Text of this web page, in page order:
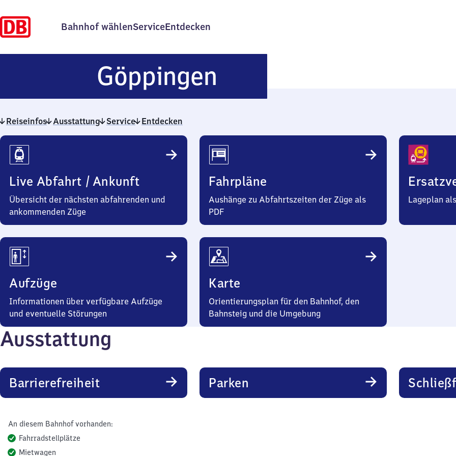
Bahnhof wählenServiceEntdecken
Göppingen
Reiseinfos Ausstattung Service Entdecken
Reiseinfos
Live Abfahrt / Ankunft
Übersicht der nächsten abfahrenden und
ankommenden Züge
Fahrpläne
Aushänge zu Abfahrtszeiten der Züge als
PDF
Lageplan
Aufzüge
Informationen über verfügbare Aufzüge
und eventuelle Störungen
Karte
Orientierungsplan für den Bahnhof, den
Bahnsteig und die Umgebung
Ausstattung
Barrierefreiheit Parken
An diesem Bahnhof vorhanden:
Fahrradstellplätze
Mietwagen